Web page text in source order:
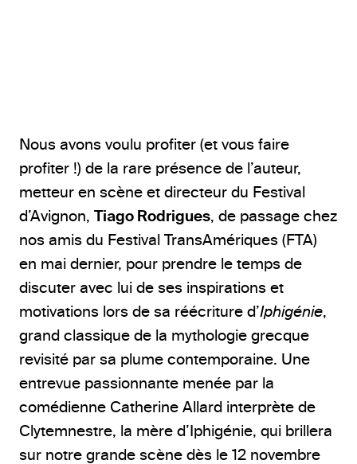
Nous avons voulu profiter (et vous faire
profiter !) de la rare présence de l’auteur,
metteur en scène et directeur du Festival
d’Avignon, Tiago Rodrigues, de passage chez
nos amis du Festival TransAmériques (FTA)
en mai dernier, pour prendre le temps de
discuter avec lui de ses inspirations et
motivations lors de sa réécriture d’Iphigénie,
grand classique de la mythologie grecque
revisité par sa plume contemporaine. Une
entrevue passionnante menée par la
comédienne Catherine Allard interprète de
Clytemnestre, la mère d’Iphigénie, qui brillera
sur notre grande scène dès le 12 novembre